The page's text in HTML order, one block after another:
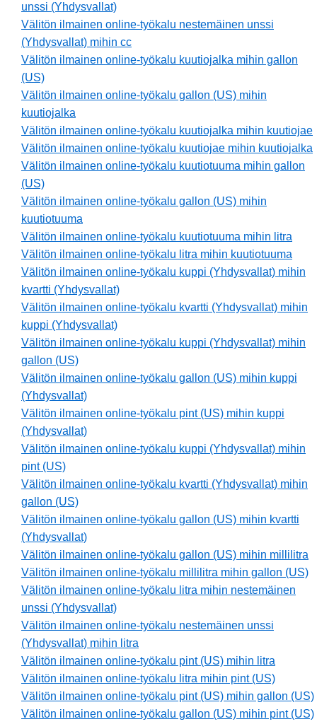
unssi (Yhdysvallat)
Välitön ilmainen online-työkalu nestemäinen unssi
(Yhdysvallat) mihin cc
Välitön ilmainen online-työkalu kuutiojalka mihin gallon
(US)
Välitön ilmainen online-työkalu gallon (US) mihin
kuutiojalka
Välitön ilmainen online-työkalu kuutiojalka mihin kuutiojae
Välitön ilmainen online-työkalu kuutiojae mihin kuutiojalka
Välitön ilmainen online-työkalu kuutiotuuma mihin gallon
(US)
Välitön ilmainen online-työkalu gallon (US) mihin
kuutiotuuma
Välitön ilmainen online-työkalu kuutiotuuma mihin litra
Välitön ilmainen online-työkalu litra mihin kuutiotuuma
Välitön ilmainen online-työkalu kuppi (Yhdysvallat) mihin
kvartti (Yhdysvallat)
Välitön ilmainen online-työkalu kvartti (Yhdysvallat) mihin
kuppi (Yhdysvallat)
Välitön ilmainen online-työkalu kuppi (Yhdysvallat) mihin
gallon (US)
Välitön ilmainen online-työkalu gallon (US) mihin kuppi
(Yhdysvallat)
Välitön ilmainen online-työkalu pint (US) mihin kuppi
(Yhdysvallat)
Välitön ilmainen online-työkalu kuppi (Yhdysvallat) mihin
pint (US)
Välitön ilmainen online-työkalu kvartti (Yhdysvallat) mihin
gallon (US)
Välitön ilmainen online-työkalu gallon (US) mihin kvartti
(Yhdysvallat)
Välitön ilmainen online-työkalu gallon (US) mihin millilitra
Välitön ilmainen online-työkalu millilitra mihin gallon (US)
Välitön ilmainen online-työkalu litra mihin nestemäinen
unssi (Yhdysvallat)
Välitön ilmainen online-työkalu nestemäinen unssi
(Yhdysvallat) mihin litra
Välitön ilmainen online-työkalu pint (US) mihin litra
Välitön ilmainen online-työkalu litra mihin pint (US)
Välitön ilmainen online-työkalu pint (US) mihin gallon (US)
Välitön ilmainen online-työkalu gallon (US) mihin pint (US)